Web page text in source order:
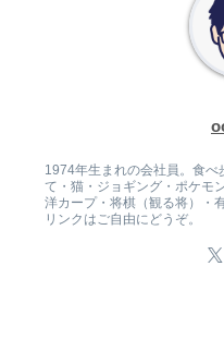
1974年生まれの会社員。食
て・猫・ジョギング・ポケモ
洋カープ・将棋（観る将）・
リンクはご自由にどうぞ。